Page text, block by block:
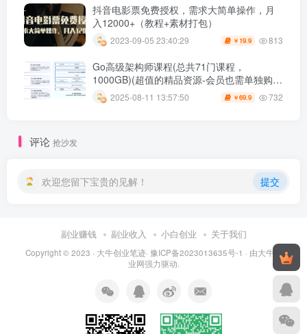
抖音电影票免费授权，需求大简单操作，月
入12000+（教程+素材打包）
2023-09-05 23:40:29 ￥ 19.9 813
Go高级架构师课程(总共71门课程，
1000GB)(超值的精品资源-会员也需单独购买
哦)
2025-08-11 13:57:50 ￥69.9 732
评论 抢沙发
欢迎您留下宝贵的见解！ 提交
副业赚钱 副业收入 小白创业 关于我们
Copyright © 2023 · 大牛创业笔迹· 豫ICP备2023013635号-1 · 由大牛创
业网强力驱动.